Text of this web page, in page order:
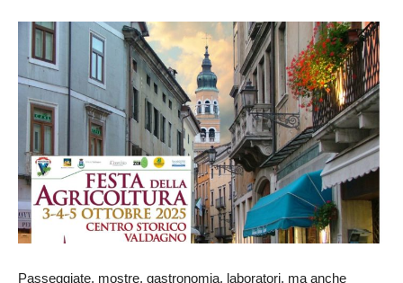
Passeggiate, mostre, gastronomia, laboratori, ma anche